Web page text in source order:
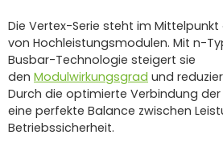
Die Vertex-Serie steht im
von Hochleistungsmodulen. Mit n-
Busbar-Technologie steigert sie
den Modulwirkungsgrad und
Durch die optimierte Verbindung der
eine perfekte Balance zwischen
Betriebssicherheit.